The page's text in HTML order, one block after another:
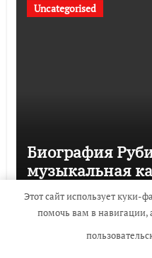
Uncategorised
Биография
музыкальная
жизнь и
travelbox27_
Этот сайт использует куки-
помочь вам в навигации,